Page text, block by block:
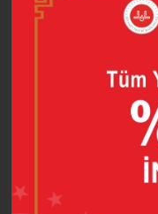
KUDÜS